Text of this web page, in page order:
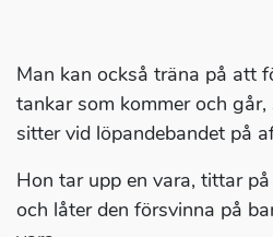
Man kan också träna på att
tankar som kommer och
sitter vid löpandebandet på
Hon tar upp en vara, tittar
och låter den försvinna på